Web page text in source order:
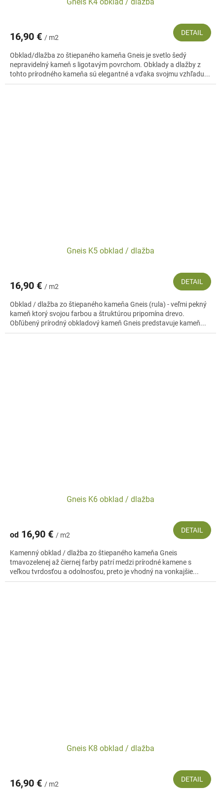
16,90 € / m2
DETAIL
Obklad/dlažba zo štiepaného kameňa Gneis je svetlo šedý
nepravidelný kameň s ligotavým povrchom. Obklady a dlažby z
tohto prírodného kameňa sú elegantné a vďaka svojmu vzhľadu...
Gneis K5 obklad / dlažba
16,90 € / m2
DETAIL
Obklad / dlažba zo štiepaného kameňa Gneis (rula) - veľmi pekný
kameň ktorý svojou farbou a štruktúrou pripomína drevo.
Obľúbený prírodný obkladový kameň Gneis predstavuje kameň...
Gneis K6 obklad / dlažba
od 16,90 € / m2
DETAIL
Kamenný obklad / dlažba zo štiepaného kameňa Gneis
tmavozelenej až čiernej farby patrí medzi prírodné kamene s
veľkou tvrdosťou a odolnosťou, preto je vhodný na vonkajšie...
Gneis K8 obklad / dlažba
16,90 € / m2
DETAIL